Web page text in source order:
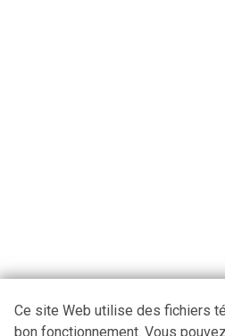
Ce site Web utilise des fichiers
bon fonctionnement. Vous